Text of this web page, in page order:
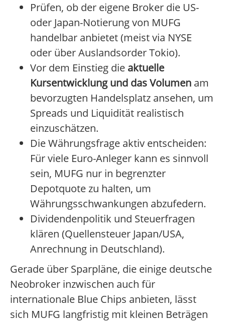
Prüfen, ob der eigene Broker die US-
oder Japan-Notierung von MUFG
handelbar anbietet (meist via NYSE
oder über Auslandsorder Tokio).
Vor dem Einstieg die aktuelle
Kursentwicklung und das Volumen am
bevorzugten Handelsplatz ansehen, um
Spreads und Liquidität realistisch
einzuschätzen.
Die Währungsfrage aktiv entscheiden:
Für viele Euro-Anleger kann es sinnvoll
sein, MUFG nur in begrenzter
Depotquote zu halten, um
Währungsschwankungen abzufedern.
Dividendenpolitik und Steuerfragen
klären (Quellensteuer Japan/USA,
Anrechnung in Deutschland).
Gerade über Sparpläne, die einige deutsche
Neobroker inzwischen auch für
internationale Blue Chips anbieten, lässt
sich MUFG langfristig mit kleinen Beträgen